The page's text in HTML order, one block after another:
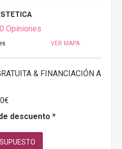
Opiniones
VER MAPA
& FINANCIACIÓN A
descuento *